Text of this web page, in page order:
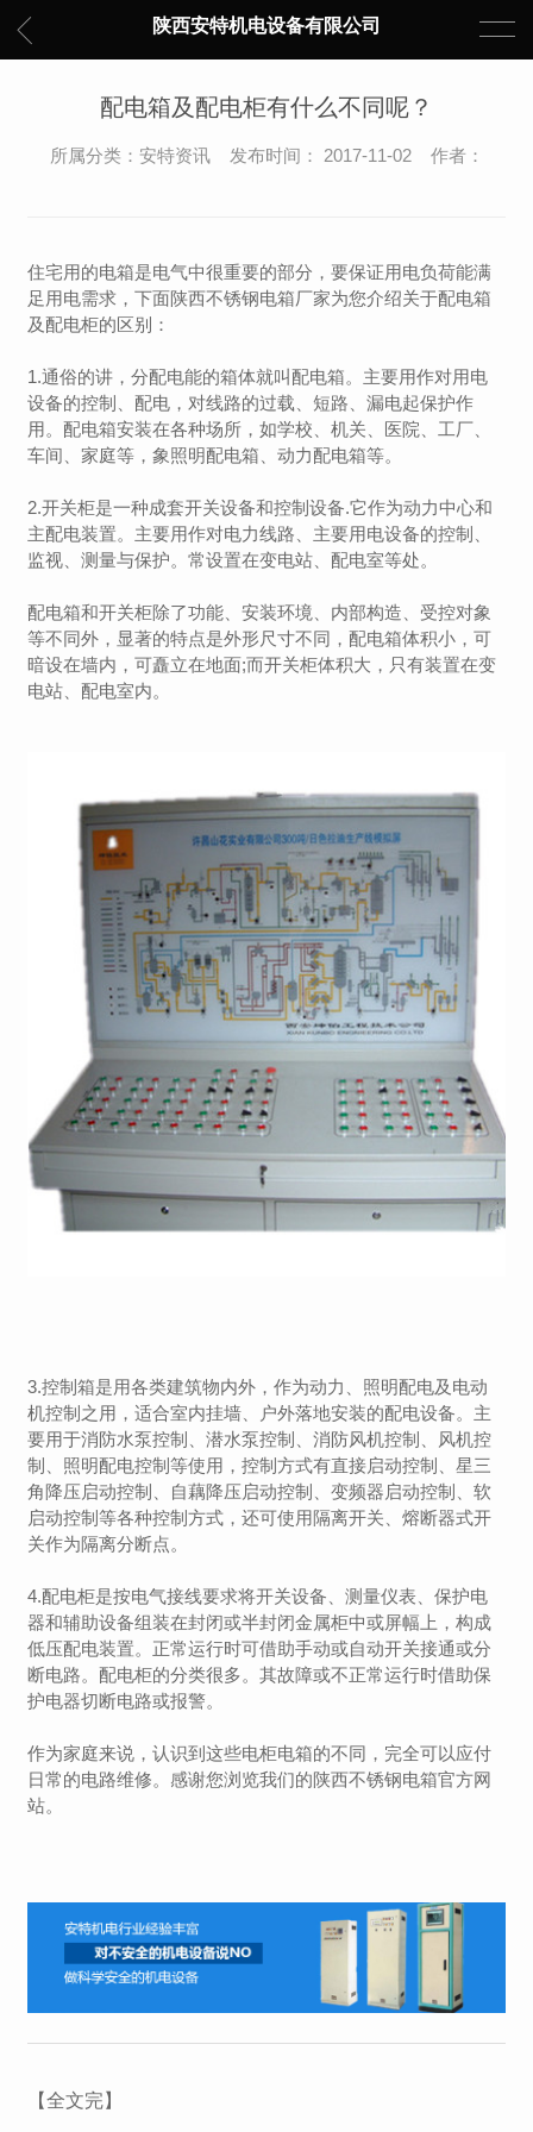
陕西安特机电设备有限公司
配电箱及配电柜有什么不同呢？
所属分类：安特资讯 发布时间： 2017-11-02 作者：
住宅用的电箱是电气中很重要的部分，要保证用电负荷能满
足用电需求，下面陕西不锈钢电箱厂家为您介绍关于配电箱
及配电柜的区别：
1.通俗的讲，分配电能的箱体就叫配电箱。主要用作对用电
设备的控制、配电，对线路的过载、短路、漏电起保护作
用。配电箱安装在各种场所，如学校、机关、医院、工厂、
车间、家庭等，象照明配电箱、动力配电箱等。
2.开关柜是一种成套开关设备和控制设备.它作为动力中心和
主配电装置。主要用作对电力线路、主要用电设备的控制、
监视、测量与保护。常设置在变电站、配电室等处。
配电箱和开关柜除了功能、安装环境、内部构造、受控对象
等不同外，显著的特点是外形尺寸不同，配电箱体积小，可
暗设在墙内，可矗立在地面;而开关柜体积大，只有装置在变
电站、配电室内。
3.控制箱是用各类建筑物内外，作为动力、照明配电及电动
机控制之用，适合室内挂墙、户外落地安装的配电设备。主
要用于消防水泵控制、潜水泵控制、消防风机控制、风机控
制、照明配电控制等使用，控制方式有直接启动控制、星三
角降压启动控制、自藕降压启动控制、变频器启动控制、软
启动控制等各种控制方式，还可使用隔离开关、熔断器式开
关作为隔离分断点。
4.配电柜是按电气接线要求将开关设备、测量仪表、保护电
器和辅助设备组装在封闭或半封闭金属柜中或屏幅上，构成
低压配电装置。正常运行时可借助手动或自动开关接通或分
断电路。配电柜的分类很多。其故障或不正常运行时借助保
护电器切断电路或报警。
作为家庭来说，认识到这些电柜电箱的不同，完全可以应付
日常的电路维修。感谢您浏览我们的陕西不锈钢电箱官方网
站。
【全文完】